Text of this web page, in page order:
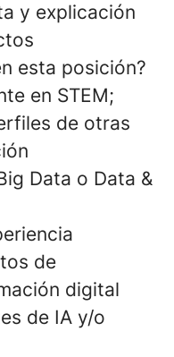
y explicación
esta posición?
en STEM;
de otras
Data o Data &
de
digital
de IA y/o